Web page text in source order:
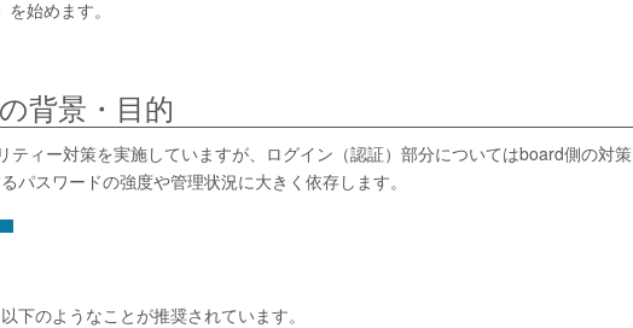
始めます。
背景・目的
ティー対策を実施していますが、ログイン（認証）部分についてはboard側の対策
パスワードの強度や管理状況に大きく依存します。
下のようなことが推奨されています。